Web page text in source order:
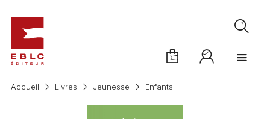
Accueil Livres Jeunesse Enfants